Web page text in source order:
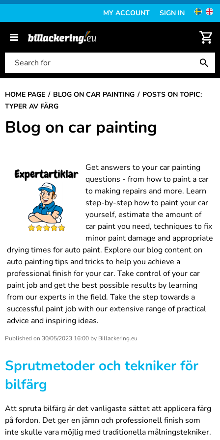
MY ACCOUNT SIGN IN
HOME PAGE BLOG ON CAR PAINTING
POSTS ON TOPIC:
TYPER AV FÄRG
Blog on car painting
Get answers to your car painting
questions - from how to paint a car
to making repairs and more. Learn
step-by-step how to paint your car
yourself, estimate the amount of
car paint you need, techniques to fix
minor paint damage and appropriate
drying times for auto paint. Explore our blog content on
auto painting tips and tricks to help you achieve a
professional finish for your car. Take control of your car
paint job and get the best possible results by learning
from our experts in the field. Take the step towards a
successful paint job with our extensive range of practical
advice and inspiring ideas.
Published on 30/05/2023 16:00 by Billackering.eu
Sprutmetoder och tekniker för
bilfärg
Att spruta bilfärg är det vanligaste sättet att applicera färg
på fordon. Det ger en jämn och professionell finish som
inte skulle vara möjlig med traditionella målningstekniker.